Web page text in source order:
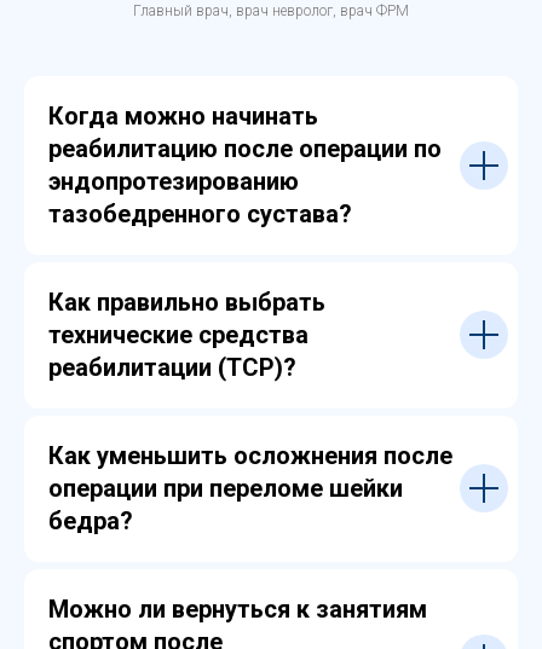
Главный врач, врач невролог, врач ФРМ
Когда можно начинать
реабилитацию после операции по
эндопротезированию
тазобедренного сустава?
Как правильно выбрать
технические средства
реабилитации (ТСР)?
Как уменьшить осложнения после
операции при переломе шейки
бедра?
Можно ли вернуться к занятиям
спортом после